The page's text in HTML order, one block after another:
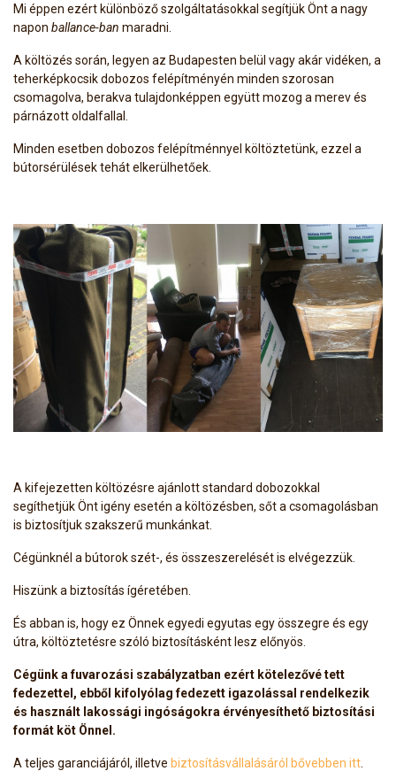
Mi éppen ezért különböző szolgáltatásokkal segítjük Önt a nagy
napon ballance-ban maradni.
A költözés során, legyen az Budapesten belül vagy akár vidéken, a
teherképkocsik dobozos felépítményén minden szorosan
csomagolva, berakva tulajdonképpen együtt mozog a merev és
párnázott oldalfallal.
Minden esetben dobozos felépítménnyel költöztetünk, ezzel a
bútorsérülések tehát elkerülhetőek.
A kifejezetten költözésre ajánlott standard dobozokkal
segíthetjük Önt igény esetén a költözésben, sőt a csomagolásban
is biztosítjuk szakszerű munkánkat.
Cégünknél a bútorok szét-, és összeszerelését is elvégezzük.
Hiszünk a biztosítás ígéretében.
És abban is, hogy ez Önnek egyedi egyutas egy összegre és egy
útra, költöztetésre szóló biztosításként lesz előnyös.
Cégünk a fuvarozási szabályzatban ezért kötelezővé tett
fedezettel, ebből kifolyólag fedezett igazolással rendelkezik
és használt lakossági ingóságokra érvényesíthető biztosítási
formát köt Önnel.
A teljes garanciájáról, illetve biztosításvállalásáról bővebben itt